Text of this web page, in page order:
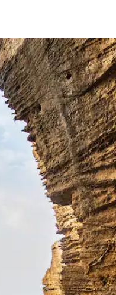
ou en appuyant et en